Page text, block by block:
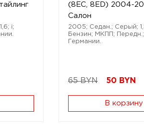
i;
(8EC, 8ED) 2004-
Салон
2005; Седан.; Серый;
Бензин; МКПП;
Германии.
65 BYN 50 BYN
В корзину